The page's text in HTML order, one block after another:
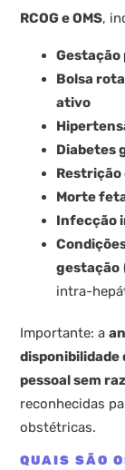
RCOG e OMS,
Gestação
Bolsa
ativo
Diabetes
Restrição
Morte
Infecção
gestação
intra-
Importante: a
disponibilidade
pessoal sem
reconhecidas
obstétricas.
QUAIS SÃO